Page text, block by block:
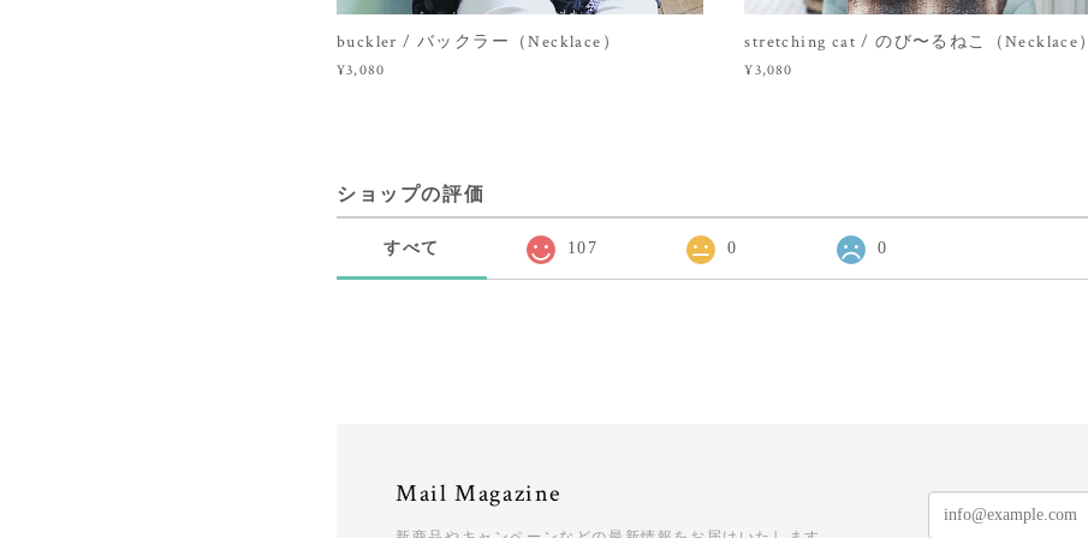
buckler / バックラー（Necklace）
¥3,080
stretching cat / のび〜るねこ（Necklace）
¥3,080
ショップの評価
すべて 107 0 0
Mail Magazine